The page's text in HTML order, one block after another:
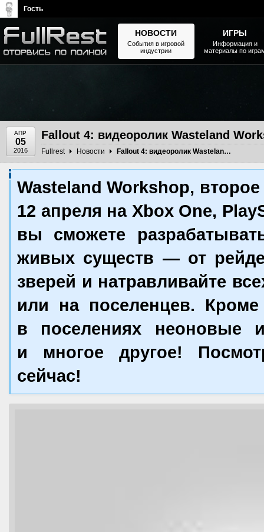
АПР
05
2016
Fallout 4: видеоролик Wasteland
Fullrest Новости Fallout 4: видеоролик Wasteland Workshop
Wasteland Workshop,
12 апреля на Xbox One,
вы сможете
живых существ — от
зверей и натравливайте
или на поселенцев.
в поселениях неоновые
и многое другое!
сейчас!
НОВОСТИ
События в игровой
индустрии
ИГРЫ
Информация и
материалы по
Гость